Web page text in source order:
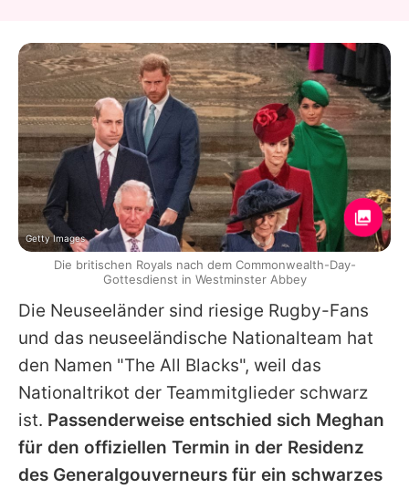
Die Neuseeländer sind riesige Rugby-Fans
und das neuseeländische Nationalteam hat
den Namen "The All Blacks", weil das
Nationaltrikot der Teammitglieder schwarz
ist. Passenderweise entschied sich Meghan
für den offiziellen Termin in der Residenz
des Generalgouverneurs für ein schwarzes
Getty Images
Die britischen Royals nach dem Commonwealth-Day-
Gottesdienst in Westminster Abbey